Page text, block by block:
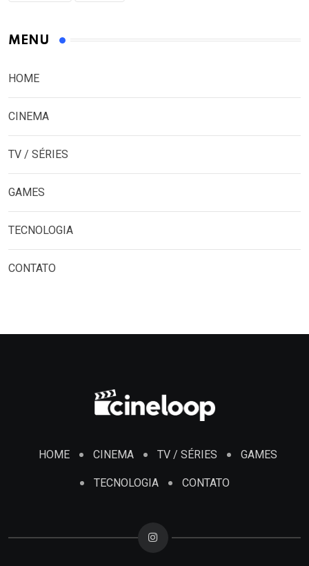
MENU
HOME
CINEMA
TV / SÉRIES
GAMES
TECNOLOGIA
CONTATO
HOME CINEMA TV / SÉRIES GAMES
TECNOLOGIA CONTATO